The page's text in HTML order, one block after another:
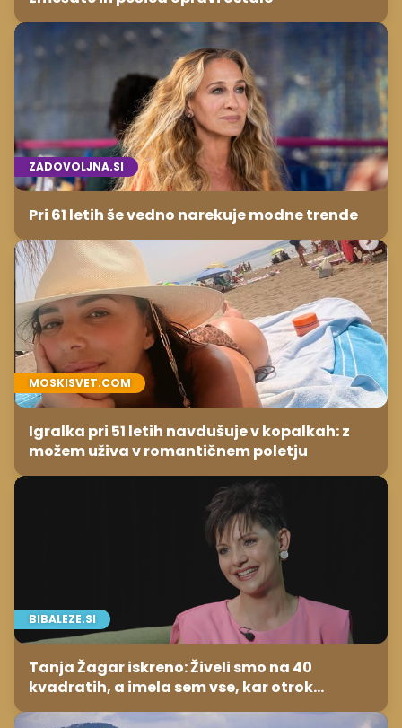
ZADOVOLJNA.SI
Pri 61 letih še vedno narekuje modne trende
MOSKISVET.COM
Igralka pri 51 letih navdušuje v kopalkah: z
možem uživa v romantičnem poletju
BIBALEZE.SI
Tanja Žagar iskreno: Živeli smo na 40
kvadratih, a imela sem vse, kar otrok
potrebuje